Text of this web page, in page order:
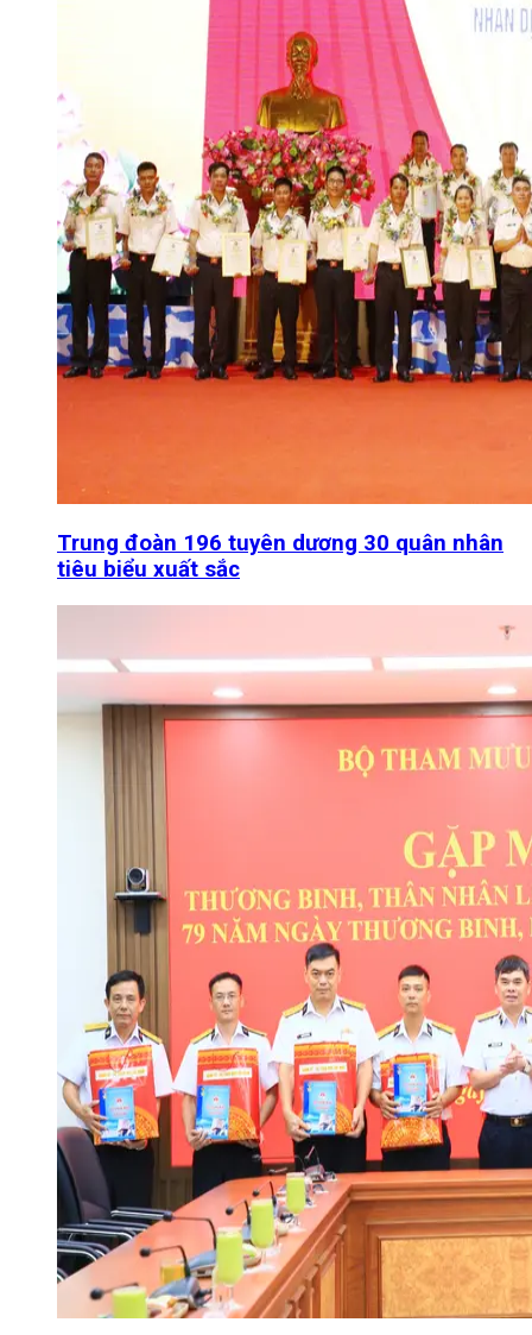
Trung đoàn 196 tuyên dương 30 quân nhân
tiêu biểu xuất sắc